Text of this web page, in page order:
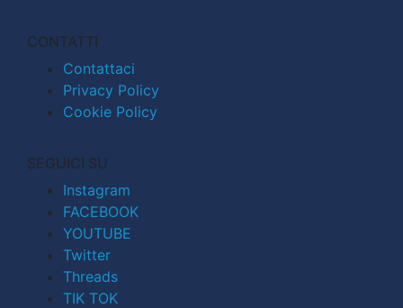
CONTATTI
Contattaci
Privacy Policy
Cookie Policy
SEGUICI SU
Instagram
FACEBOOK
YOUTUBE
Twitter
Threads
TIK TOK